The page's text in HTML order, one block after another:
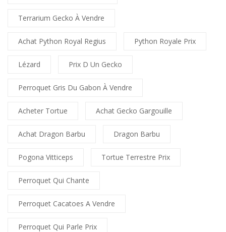
Terrarium Gecko À Vendre
Achat Python Royal Regius Python Royale Prix
Lézard Prix D Un Gecko
Perroquet Gris Du Gabon À Vendre
Acheter Tortue Achat Gecko Gargouille
Achat Dragon Barbu Dragon Barbu
Pogona Vitticeps Tortue Terrestre Prix
Perroquet Qui Chante
Perroquet Cacatoes A Vendre
Perroquet Qui Parle Prix